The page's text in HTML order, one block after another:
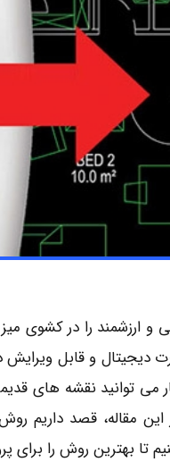
و ارزشمند را در کشوی
دیجیتال و قابل
می‌ توانید نقشه‌ های
این مقاله، قصد
تا بهترین روش را برای